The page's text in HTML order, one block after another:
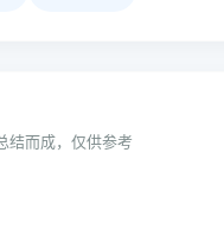
结而成，仅供参考